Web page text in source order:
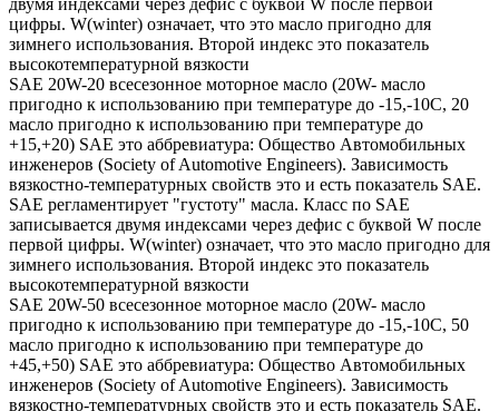
двумя индексами через дефис с буквой W после первой
цифры. W(winter) означает, что это масло пригодно для
зимнего использования. Второй индекс это показатель
высокотемпературной вязкости
SAE 20W-20 всесезонное моторное масло (20W- масло
пригодно к использованию при температуре до -15,-10С, 20
масло пригодно к использованию при температуре до
+15,+20) SAE это аббревиатура: Общество Автомобильных
инженеров (Society of Automotive Engineers). Зависимость
вязкостно-температурных свойств это и есть показатель SAE.
SAE регламентирует "густоту" масла. Класс по SAE
записывается двумя индексами через дефис с буквой W после
первой цифры. W(winter) означает, что это масло пригодно для
зимнего использования. Второй индекс это показатель
высокотемпературной вязкости
SAE 20W-50 всесезонное моторное масло (20W- масло
пригодно к использованию при температуре до -15,-10С, 50
масло пригодно к использованию при температуре до
+45,+50) SAE это аббревиатура: Общество Автомобильных
инженеров (Society of Automotive Engineers). Зависимость
вязкостно-температурных свойств это и есть показатель SAE.